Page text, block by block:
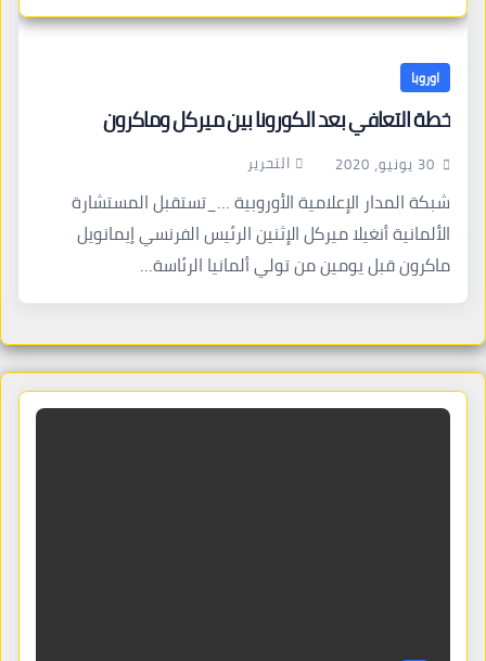
اوروبا
خطة التعافي بعد الكورونا بين ميركل وماكرون
30 يونيو، 2020 التحرير
شبكة المدار الإعلامية الأوروبية …_تستقبل المستشارة
الألمانية أنغيلا ميركل الإثنين الرئيس الفرنسي إيمانويل
ماكرون قبل يومين من تولي ألمانيا الرئاسة…